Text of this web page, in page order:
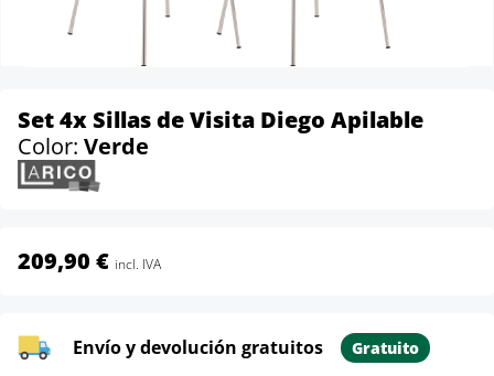
Set 4x Sillas de Visita Diego Apilable
Color: Verde
209,90 € incl. IVA
Envío y devolución gratuitos Gratuito